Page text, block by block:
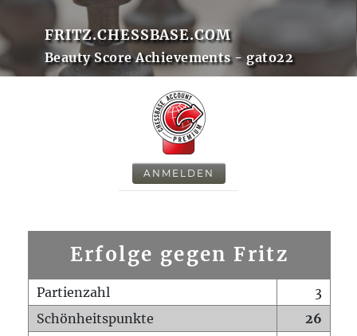
FRITZ.CHESSBASE.COM
Beauty Score Achievements - gato22
ANMELDEN
Erfolge gegen Fritz
Partienzahl
3
Schönheitspunkte
26